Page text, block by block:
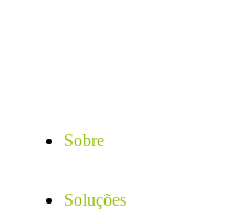
Sobre
Soluções